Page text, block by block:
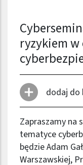
dodaj do
ryzykiem w
Zapraszamy na
tematyce
będzie Adam
Warszawskiej,